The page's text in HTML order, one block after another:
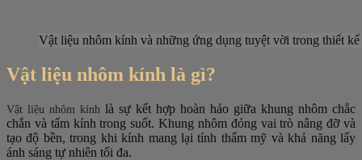
Vật liệu nhôm kính và những ứng dụng tuyệt vời trong thiết kế
Vật liệu nhôm kính là gì?
Vật liệu nhôm kính là sự kết hợp hoàn hảo giữa khung nhôm chắc
chắn và tấm kính trong suốt. Khung nhôm đóng vai trò nâng đỡ và
tạo độ bền, trong khi kính mang lại tính thẩm mỹ và khả năng lấy
ánh sáng tự nhiên tối đa.